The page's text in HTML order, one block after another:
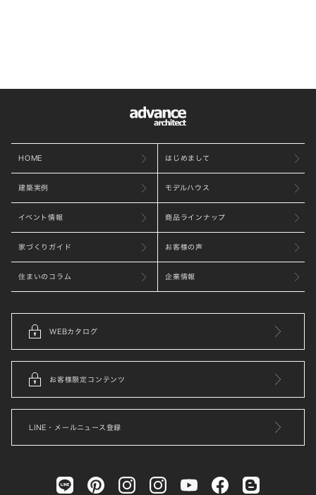
HOME はじめまして
建築実例 モデルハウス
イベント情報 商品ラインナップ
家づくりガイド お客様の声
住まいのコラム 企業情報
WEBカタログ
お客様限定コンテンツ
LINE・メールニュース登録